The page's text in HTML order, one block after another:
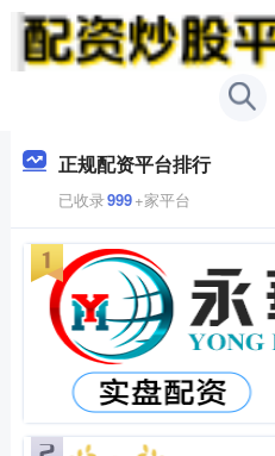
正规配资平台排行
已收录999+家平台